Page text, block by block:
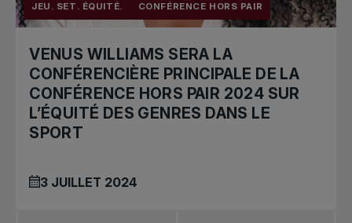
JEU. SET. ÉQUITÉ. CONFÉRENCE HORS PAIR
VENUS WILLIAMS SERA LA
CONFÉRENCIÈRE PRINCIPALE DE LA
CONFÉRENCE HORS PAIR 2024 SUR
L’ÉQUITÉ DES GENRES DANS LE
SPORT
3 JUILLET 2024